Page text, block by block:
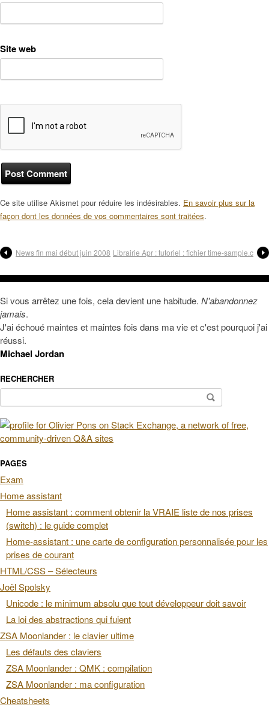
Site web
Ce site utilise Akismet pour réduire les indésirables. En savoir plus sur la
façon dont les données de vos commentaires sont traitées.
News fin mai début juin 2008 Librairie Apr : tutoriel : fichier time-sample.c
Si vous arrêtez une fois, cela devient une habitude. N'abandonnez
jamais.
J'ai échoué maintes et maintes fois dans ma vie et c'est pourquoi j'ai
réussi.
Michael Jordan
RECHERCHER
PAGES
Exam
Home assistant
Home assistant : comment obtenir la VRAIE liste de nos prises
(switch) : le guide complet
Home-assistant : une carte de configuration personnalisée pour les
prises de courant
HTML/CSS – Sélecteurs
Joël Spolsky
Unicode : le minimum absolu que tout développeur doit savoir
La loi des abstractions qui fuient
ZSA Moonlander : le clavier ultime
Les défauts des claviers
ZSA Moonlander : QMK : compilation
ZSA Moonlander : ma configuration
Cheatsheets